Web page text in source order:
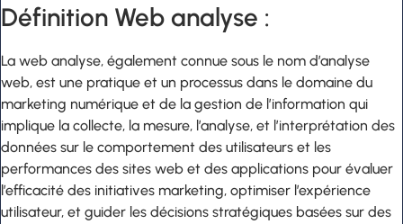
Définition Web analyse :
La web analyse, également connue sous le nom d’analyse
web, est une pratique et un processus dans le domaine du
marketing numérique et de la gestion de l’information qui
implique la collecte, la mesure, l’analyse, et l’interprétation des
données sur le comportement des utilisateurs et les
performances des sites web et des applications pour évaluer
l’efficacité des initiatives marketing, optimiser l’expérience
utilisateur, et guider les décisions stratégiques basées sur des